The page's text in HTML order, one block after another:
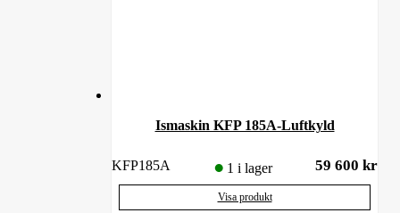
Ismaskin KFP 185A-Luftkyld
KFP185A 1 i lager 59 600 kr
Visa produkt